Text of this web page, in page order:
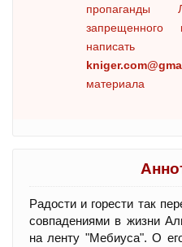
материала
Радости и горести так
совпадениями в жизни
на ленту "Мeбиуса". О